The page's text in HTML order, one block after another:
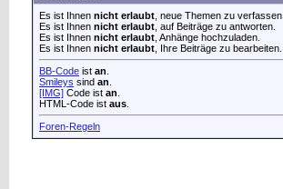
Es ist Ihnen nicht erlaubt , neue Themen zu verfassen.
Es ist Ihnen nicht erlaubt , auf Beiträge zu antworten.
Es ist Ihnen nicht erlaubt , Anhänge hochzuladen.
Es ist Ihnen nicht erlaubt , Ihre Beiträge zu bearbeiten.
BB-Code ist an
Smileys sind an
[IMG] Code ist an
HTML-Code ist aus
Foren-Regeln